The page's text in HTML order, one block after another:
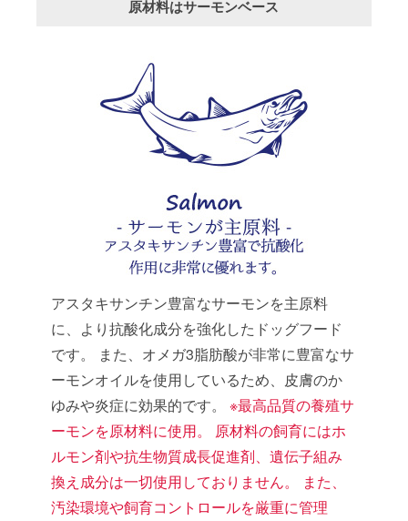
原材料はサーモンベース
アスタキサンチン豊富なサーモンを主原料
に、より抗酸化成分を強化したドッグフード
です。 また、オメガ3脂肪酸が非常に豊富なサ
ーモンオイルを使用しているため、皮膚のか
ゆみや炎症に効果的です。※最高品質の養殖サ
ーモンを原材料に使用。 原材料の飼育にはホ
ルモン剤や抗生物質成長促進剤、遺伝子組み
換え成分は一切使用しておりません。 また、
汚染環境や飼育コントロールを厳重に管理